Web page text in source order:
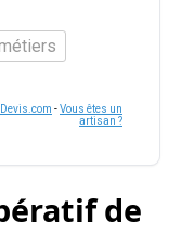
-Vous êtes un
artisan ?
de